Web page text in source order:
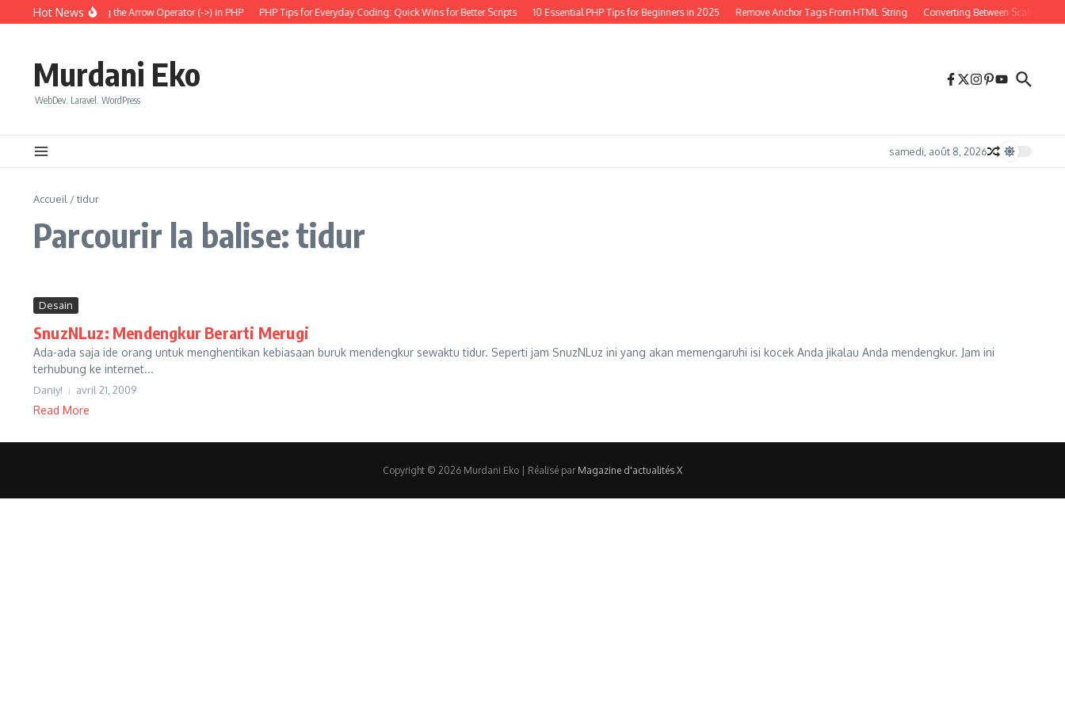
Aller au contenu
Hot News
Understanding the Arrow Operator (->) in PHP PHP Tips for Everyday Coding: Quick Wins for Better Scripts 10 Essential PHP Tips for Beginners in 2025 Remove Anchor Tags From HTML String Converting Between Scales in
Murdani Eko
WebDev. Laravel. WordPress
samedi, août 8, 2026
Accueil /tidur
Parcourir la balise: tidur
Desain
SnuzNLuz: Mendengkur Berarti Merugi
Ada-ada saja ide orang untuk menghentikan kebiasaan buruk mendengkur sewaktu tidur. Seperti jam SnuzNLuz ini yang akan memengaruhi isi kocek Anda jikalau Anda mendengkur. Jam ini
terhubung ke internet...
Daniy! avril 21, 2009
Read More
Copyright © 2026 Murdani Eko | Réalisé par Magazine d'actualités X